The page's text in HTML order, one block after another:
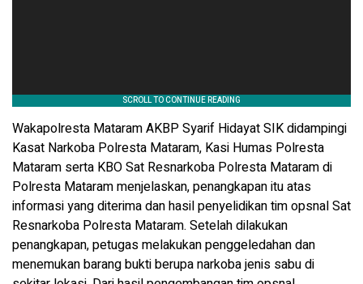
Wakapolresta Mataram AKBP Syarif Hidayat SIK didampingi
Kasat Narkoba Polresta Mataram, Kasi Humas Polresta
Mataram serta KBO Sat Resnarkoba Polresta Mataram di
Polresta Mataram menjelaskan, penangkapan itu atas
informasi yang diterima dan hasil penyelidikan tim opsnal Sat
Resnarkoba Polresta Mataram. Setelah dilakukan
penangkapan, petugas melakukan penggeledahan dan
menemukan barang bukti berupa narkoba jenis sabu di